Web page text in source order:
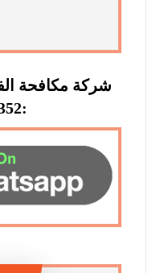
شركة مكافحة
:0501732352